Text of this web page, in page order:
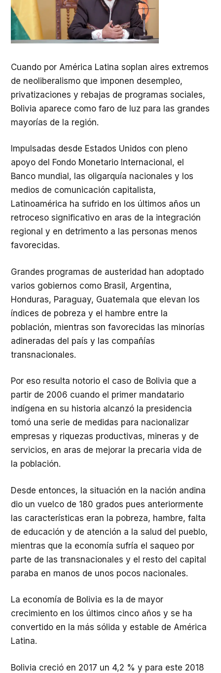
Cuando por América Latina soplan aires extremos
de neoliberalismo que imponen desempleo,
privatizaciones y rebajas de programas sociales,
Bolivia aparece como faro de luz para las grandes
mayorías de la región.
Impulsadas desde Estados Unidos con pleno
apoyo del Fondo Monetario Internacional, el
Banco mundial, las oligarquía nacionales y los
medios de comunicación capitalista,
Latinoamérica ha sufrido en los últimos años un
retroceso significativo en aras de la integración
regional y en detrimento a las personas menos
favorecidas.
Grandes programas de austeridad han adoptado
varios gobiernos como Brasil, Argentina,
Honduras, Paraguay, Guatemala que elevan los
índices de pobreza y el hambre entre la
población, mientras son favorecidas las minorías
adineradas del país y las compañías
transnacionales.
Por eso resulta notorio el caso de Bolivia que a
partir de 2006 cuando el primer mandatario
indígena en su historia alcanzó la presidencia
tomó una serie de medidas para nacionalizar
empresas y riquezas productivas, mineras y de
servicios, en aras de mejorar la precaria vida de
la población.
Desde entonces, la situación en la nación andina
dio un vuelco de 180 grados pues anteriormente
las características eran la pobreza, hambre, falta
de educación y de atención a la salud del pueblo,
mientras que la economía sufría el saqueo por
parte de las transnacionales y el resto del capital
paraba en manos de unos pocos nacionales.
La economía de Bolivia es la de mayor
crecimiento en los últimos cinco años y se ha
convertido en la más sólida y estable de América
Latina.
Bolivia creció en 2017 un 4,2 % y para este 2018